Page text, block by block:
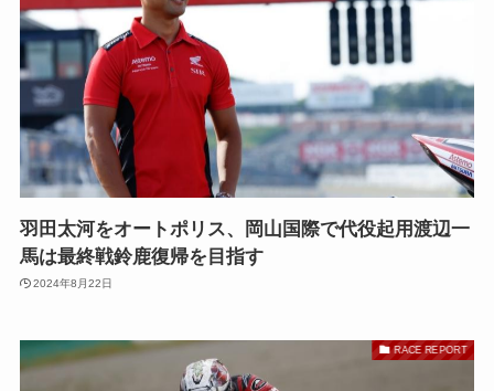
羽田太河をオートポリス、岡山国際で代役起用渡辺一
馬は最終戦鈴鹿復帰を目指す
2024年8月22日
RACE REPORT